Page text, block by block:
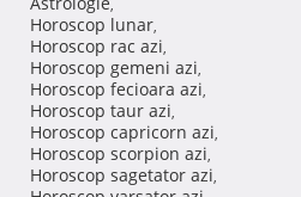
,
Horoscop lunar,
Horoscop rac azi,
Horoscop gemeni azi,
Horoscop fecioara azi,
Horoscop taur azi,
Horoscop capricorn azi,
Horoscop scorpion azi,
Horoscop sagetator azi,